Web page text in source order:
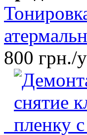
800 грн./